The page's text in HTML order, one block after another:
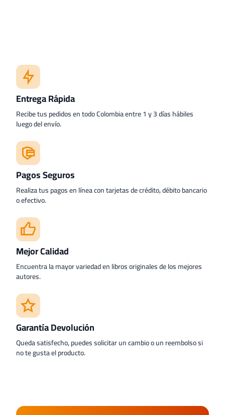
Entrega Rápida
Recibe tus pedidos en todo Colombia entre 1 y 3 días hábiles
luego del envío.
Pagos Seguros
Realiza tus pagos en línea con tarjetas de crédito, débito bancario
o efectivo.
Mejor Calidad
Encuentra la mayor variedad en libros originales de los mejores
autores.
Garantía Devolución
Queda satisfecho, puedes solicitar un cambio o un reembolso si
no te gusta el producto.